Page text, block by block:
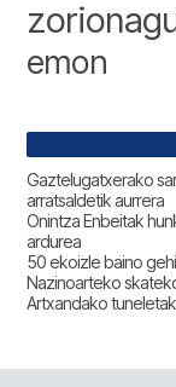
emon
Gaztelugatxerako
arratsaldetik aurrera
Onintza Enbeitak
ardurea
50 ekoizle baino
Nazinoarteko
Artxandako